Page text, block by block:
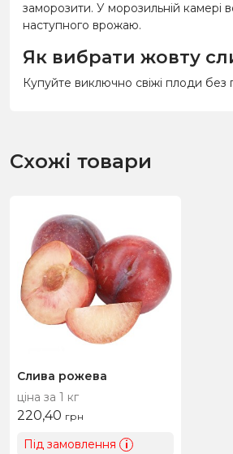
заморозити. У морозильній камері
наступного врожаю.
Як вибрати жовту
Купуйте виключно свіжі плоди
Схожі товари
Слива рожева
ціна за 1 кг
220,40 грн
Під замовлення i